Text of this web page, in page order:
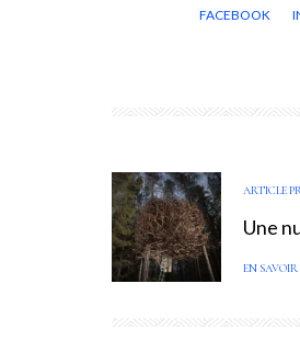
FACEBOOK
ARTICLE
Une
EN SAVOIR